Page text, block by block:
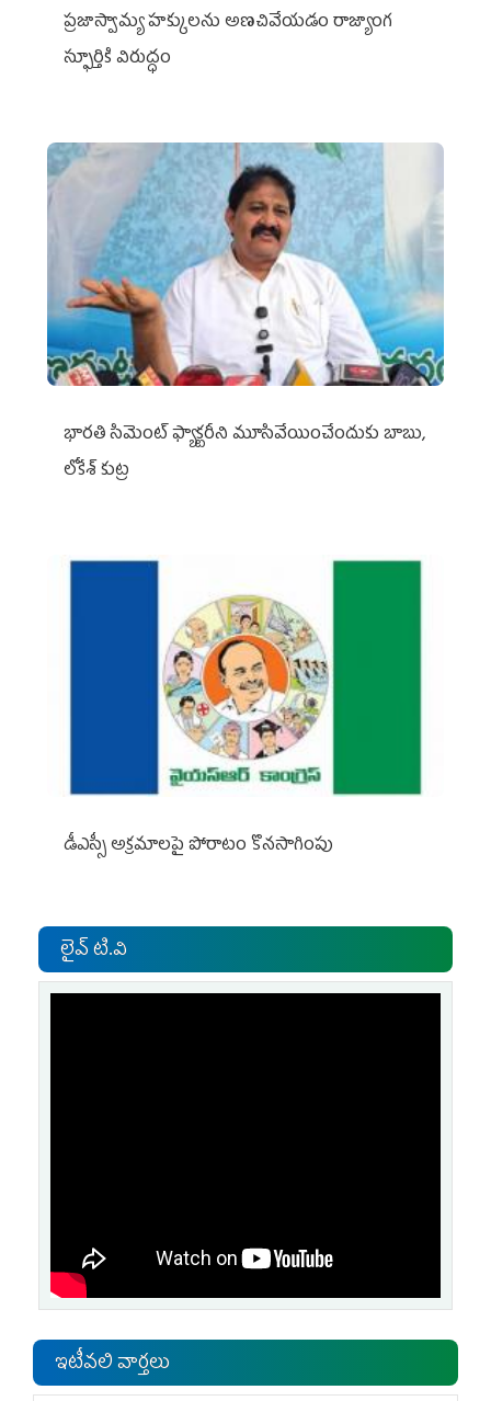
ప్రజాస్వామ్య హక్కులను అణచివేయడం రాజ్యాంగ
స్ఫూర్తికి విరుద్ధం
భారతి సిమెంట్ ఫ్యాక్టరీని మూసివేయించేందుకు బాబు,
లోకేశ్ కుట్ర
డీఎస్సీ అక్రమాలపై పోరాటం కొనసాగింపు
లైవ్ టి.వి
ఇటీవలి వార్తలు